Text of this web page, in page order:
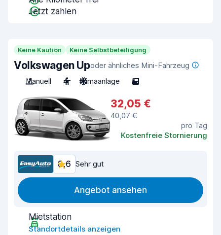
Jetzt zahlen
Keine Kaution Keine Selbstbeteiligung
Volkswagen Upoder ähnliches Mini-Fahrzeug
Manuell
4 Klimaanlage 5
32,05 €
40,07 €
pro Tag
Kostenfreie Stornierung
8,6 Sehr gut
Angebot ansehen
Mietstation
Standortdetails anzeigen